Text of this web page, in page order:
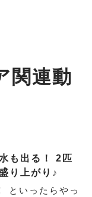
関連動
も出る！ 2匹
り上がり♪
といったらやっ